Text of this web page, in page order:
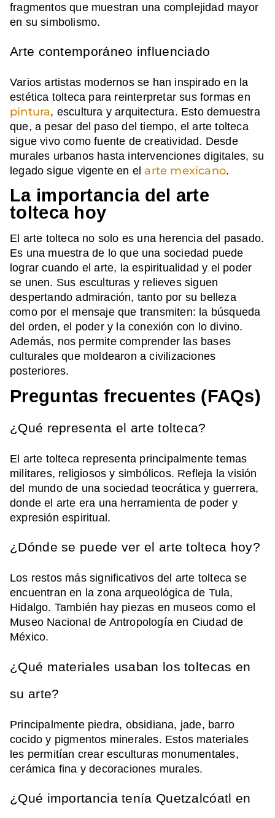
fragmentos que muestran una complejidad mayor
en su simbolismo.
Arte contemporáneo influenciado
Varios artistas modernos se han inspirado en la
estética tolteca para reinterpretar sus formas en
pintura, escultura y arquitectura. Esto demuestra
que, a pesar del paso del tiempo, el arte tolteca
sigue vivo como fuente de creatividad. Desde
murales urbanos hasta intervenciones digitales, su
legado sigue vigente en el arte mexicano.
La importancia del arte
tolteca hoy
El arte tolteca no solo es una herencia del pasado.
Es una muestra de lo que una sociedad puede
lograr cuando el arte, la espiritualidad y el poder
se unen. Sus esculturas y relieves siguen
despertando admiración, tanto por su belleza
como por el mensaje que transmiten: la búsqueda
del orden, el poder y la conexión con lo divino.
Además, nos permite comprender las bases
culturales que moldearon a civilizaciones
posteriores.
Preguntas frecuentes (FAQs)
¿Qué representa el arte tolteca?
El arte tolteca representa principalmente temas
militares, religiosos y simbólicos. Refleja la visión
del mundo de una sociedad teocrática y guerrera,
donde el arte era una herramienta de poder y
expresión espiritual.
¿Dónde se puede ver el arte tolteca hoy?
Los restos más significativos del arte tolteca se
encuentran en la zona arqueológica de Tula,
Hidalgo. También hay piezas en museos como el
Museo Nacional de Antropología en Ciudad de
México.
¿Qué materiales usaban los toltecas en
su arte?
Principalmente piedra, obsidiana, jade, barro
cocido y pigmentos minerales. Estos materiales
les permitían crear esculturas monumentales,
cerámica fina y decoraciones murales.
¿Qué importancia tenía Quetzalcóatl en